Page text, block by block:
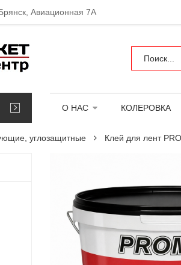
Авиационная 7А
О НАС КОЛЕРОВКА
углозащитные Клей для лент